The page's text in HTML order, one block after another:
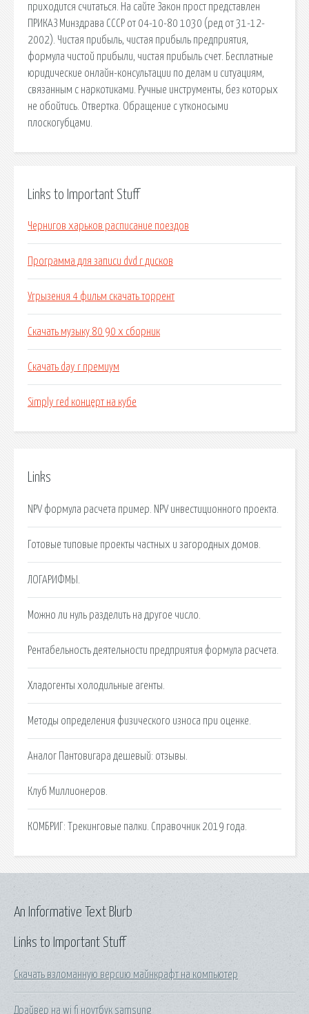
приходится считаться. На сайте Закон прост представлен
ПРИКАЗ Минздрава СССР от 04-10-80 1030 (ред от 31-12-
2002). Чистая прибыль, чистая прибыль предприятия,
формула чистой прибыли, чистая прибыль счет. Бесплатные
юридические онлайн-консультации по делам и ситуациям,
связанным с наркотиками. Ручные инструменты, без которых
не обойтись. Отвертка. Обращение с утконосыми
плоскогубцами.
Links to Important Stuff
Чернигов харьков расписание поездов
Программа для записи dvd r дисков
Угрызения 4 фильм скачать торрент
Скачать музыку 80 90 х сборник
Скачать day r премиум
Simply red концерт на кубе
Links
NPV формула расчета пример. NPV инвестиционного проекта.
Готовые типовые проекты частных и загородных домов.
ЛОГАРИФМЫ.
Можно ли нуль разделить на другое число.
Рентабельность деятельности предприятия формула расчета.
Хладогенты холодильные агенты.
Методы определения физического износа при оценке.
Аналог Пантовигара дешевый: отзывы.
Клуб Миллионеров.
КОМБРИГ: Трекинговые палки. Справочник 2019 года.
Links to Important Stuff
Скачать взломанную версию майнкрафт на компьютер
Драйвер на wi fi ноутбук samsung
An Informative Text Blurb